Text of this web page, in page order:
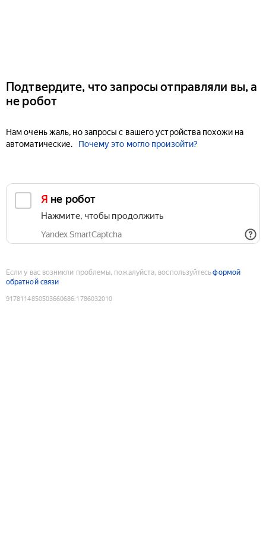
Подтвердите, что запросы отправляли вы, а
не робот
Нам очень жаль, но запросы с вашего устройства похожи на
автоматические.
Почему это могло произойти?
Я не робот
Нажмите, чтобы продолжить
Yandex SmartCaptcha
Если у вас возникли проблемы, пожалуйста, воспользуйтесьформой
обратной связи
9178114850503660686:1786032010